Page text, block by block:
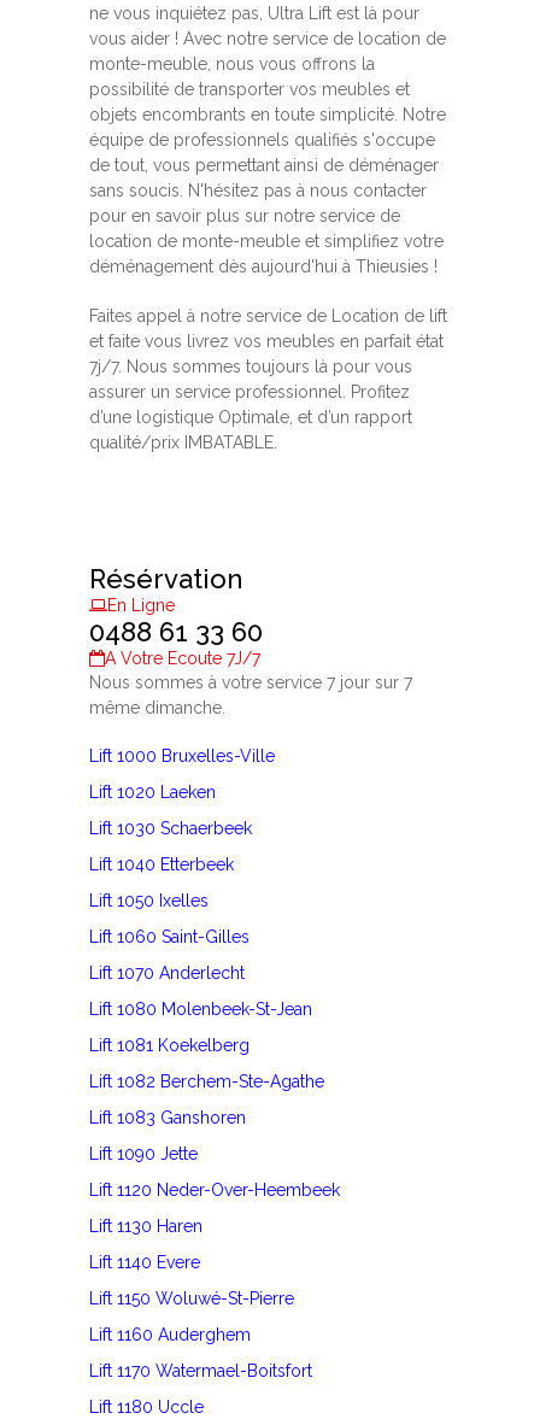
ne vous inquiétez pas, Ultra Lift est là pour
vous aider ! Avec notre service de location de
monte-meuble, nous vous offrons la
possibilité de transporter vos meubles et
objets encombrants en toute simplicité. Notre
équipe de professionnels qualifiés s'occupe
de tout, vous permettant ainsi de déménager
sans soucis. N'hésitez pas à nous contacter
pour en savoir plus sur notre service de
location de monte-meuble et simplifiez votre
déménagement dès aujourd'hui à Thieusies !
Faites appel à notre service de Location de lift
et faite vous livrez vos meubles en parfait état
7j/7. Nous sommes toujours là pour vous
assurer un service professionnel. Profitez
d’une logistique Optimale, et d’un rapport
qualité/prix IMBATABLE.
Résérvation
En Ligne
0488 61 33 60
A Votre Ecoute 7J/7
Nous sommes à votre service 7 jour sur 7
même dimanche.
Lift 1000 Bruxelles-Ville
Lift 1020 Laeken
Lift 1030 Schaerbeek
Lift 1040 Etterbeek
Lift 1050 Ixelles
Lift 1060 Saint-Gilles
Lift 1070 Anderlecht
Lift 1080 Molenbeek-St-Jean
Lift 1081 Koekelberg
Lift 1082 Berchem-Ste-Agathe
Lift 1083 Ganshoren
Lift 1090 Jette
Lift 1120 Neder-Over-Heembeek
Lift 1130 Haren
Lift 1140 Evere
Lift 1150 Woluwé-St-Pierre
Lift 1160 Auderghem
Lift 1170 Watermael-Boitsfort
Lift 1180 Uccle